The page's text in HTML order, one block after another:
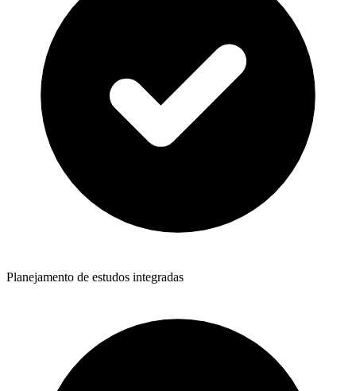
Planejamento de estudos integradas